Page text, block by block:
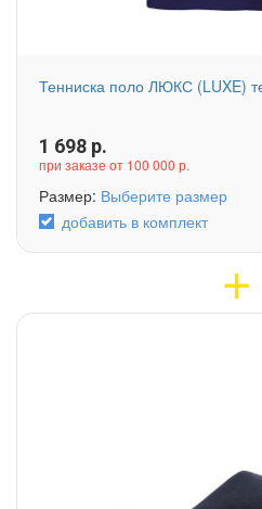
Тенниска поло ЛЮКС (LUXE)
1 698 р.
при заказе от 100 000 р.
Размер: Выберите размер
добавить в комплект